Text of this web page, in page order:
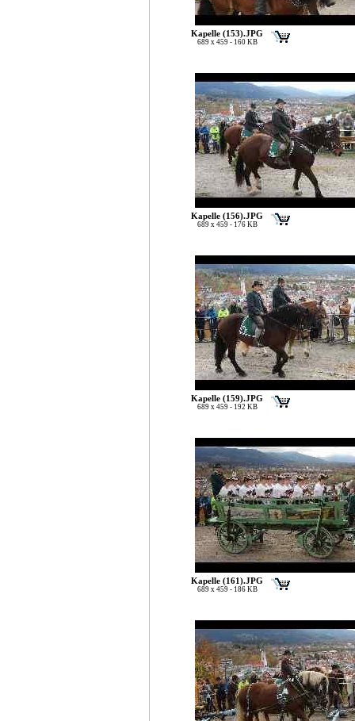
Kapelle (153).JPG
689 x 459 - 160 KB
Kapelle (156).JPG
689 x 459 - 176 KB
Kapelle (159).JPG
689 x 459 - 192 KB
Kapelle (161).JPG
689 x 459 - 186 KB